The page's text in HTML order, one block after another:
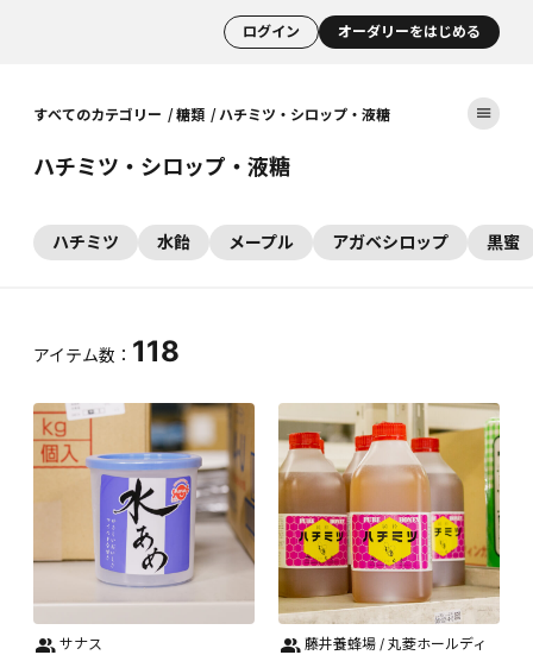
ログイン オーダリーをはじめる
すべてのカテゴリー 糖類 ハチミツ・シロップ・液糖
ハチミツ・シロップ・液糖
ハチミツ 水飴 メープル アガベシロップ 黒蜜
アイテム数： 118
サナス
藤井養蜂場 / 丸菱ホールディ